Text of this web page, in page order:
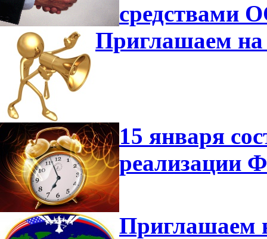
средствами
Приглашаем на
15 января
реализации
Приглашаем